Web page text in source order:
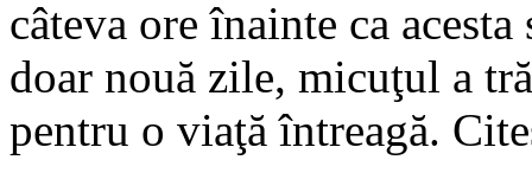
câteva ore înainte ca
doar nouă zile, micuţul a
pentru o viaţă întreagă.